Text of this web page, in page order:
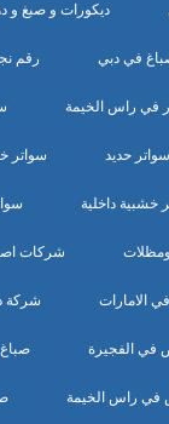
ديكورات و صبغ و
في دبي رقم
في راس الخيمة
سواتر حديد
خشبية داخلية
شركات
الامارات شركة
في الفجيرة
في راس الخيمة